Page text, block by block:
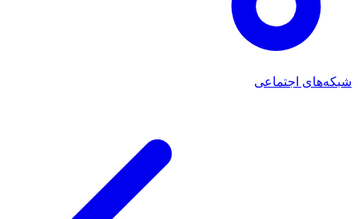
شبکه‌های اجتماعی